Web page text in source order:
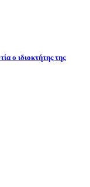
ο ιδιοκτήτης της